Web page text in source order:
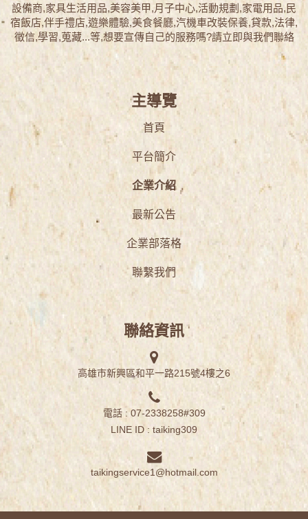
設備商,家具生活用品,美容美甲,月子中心,活動規劃,家電用品,民
宿飯店,伴手禮店,遊樂體驗,美食餐廳,汽機車改裝保養,貸款,法律,
徵信,學習,蒐藏...等,想要宣傳自己的服務嗎?請立即與我們聯絡
主導覽
首頁
平台簡介
企業介紹
最新公告
企業部落格
聯繫我們
聯絡資訊
高雄市新興區和平一路215號4樓之6
電話 : 07-2338258#309
LINE ID : taiking309
taikingservice1@hotmail.com